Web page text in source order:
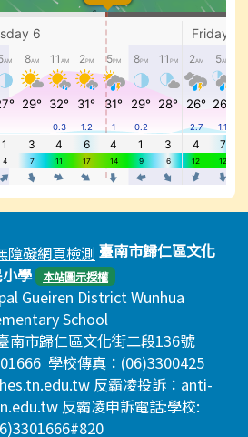
臺南市歸仁區文化
小學 本站圖示授權
Gueiren District Wunhua
School
南市歸仁區文化街二段136號
學校傳真：(06)3300425
反霸凌投訴：anti-
反霸凌申訴電話:學校: